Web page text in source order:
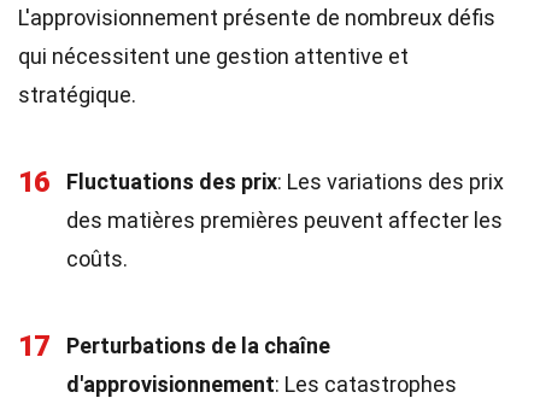
L'approvisionnement présente de nombreux défis
qui nécessitent une gestion attentive et
stratégique.
16 Fluctuations des prix: Les variations des prix
des matières premières peuvent affecter les
coûts.
17
Perturbations de la chaîne
d'approvisionnement: Les catastrophes